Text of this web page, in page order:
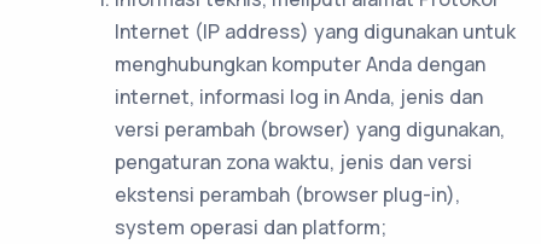
Internet (IP address) yang digunakan untuk
menghubungkan komputer Anda dengan
internet, informasi log in Anda, jenis dan
versi perambah (browser) yang digunakan,
pengaturan zona waktu, jenis dan versi
ekstensi perambah (browser plug-in),
system operasi dan platform;